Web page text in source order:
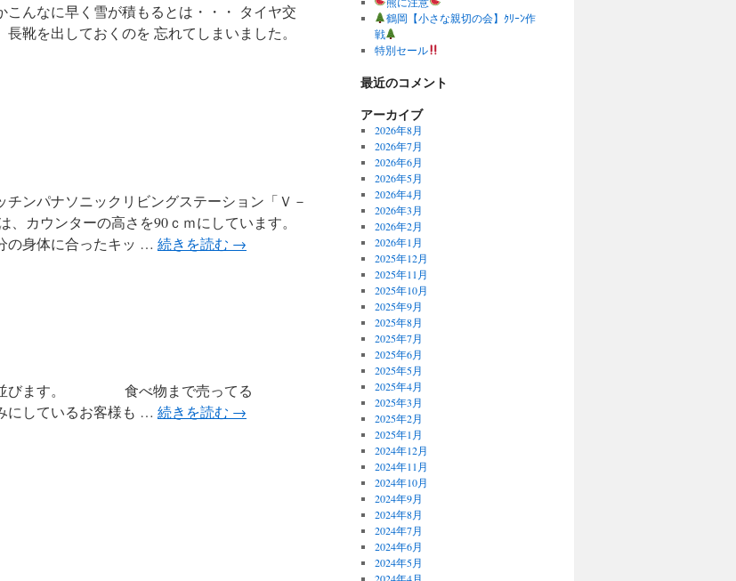
んなに早く雪が積もるとは・・・ タイヤ交
靴を出しておくのを 忘れてしまいました。
ンパナソニックリビングステーション「Ｖ－
カウンターの高さを90ｃｍにしています。
の身体に合ったキッ … 続きを読む →
並びます。 食べ物まで売ってる
にしているお客様も … 続きを読む →
鶴岡【小さな親切の会】ｸﾘｰﾝ作
戦
特別セール
最近のコメント
アーカイブ
2026年8月
2026年7月
2026年6月
2026年5月
2026年4月
2026年3月
2026年2月
2026年1月
2025年12月
2025年11月
2025年10月
2025年9月
2025年8月
2025年7月
2025年6月
2025年5月
2025年4月
2025年3月
2025年2月
2025年1月
2024年12月
2024年11月
2024年10月
2024年9月
2024年8月
2024年7月
2024年6月
2024年5月